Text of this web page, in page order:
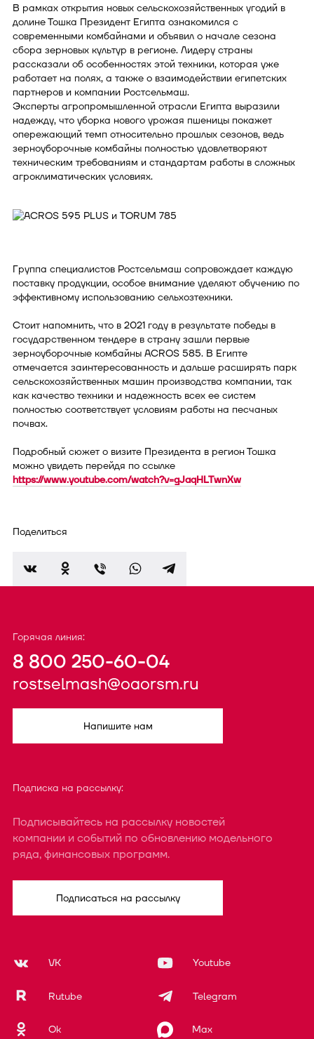
В рамках открытия новых сельскохозяйственных угодий в
долине Тошка Президент Египта ознакомился с
современными комбайнами и объявил о начале сезона
сбора зерновых культур в регионе. Лидеру страны
рассказали об особенностях этой техники, которая уже
работает на полях, а также о взаимодействии египетских
партнеров и компании Ростсельмаш.
Эксперты агропромышленной отрасли Египта выразили
надежду, что уборка нового урожая пшеницы покажет
опережающий темп относительно прошлых сезонов, ведь
зерноуборочные комбайны полностью удовлетворяют
техническим требованиям и стандартам работы в сложных
агроклиматических условиях.
Группа специалистов Ростсельмаш сопровождает каждую
поставку продукции, особое внимание уделяют обучению по
эффективному использованию сельхозтехники.
Стоит напомнить, что в 2021 году в результате победы в
государственном тендере в страну зашли первые
зерноуборочные комбайны ACROS 585. В Египте
отмечается заинтересованность и дальше расширять парк
сельскохозяйственных машин производства компании, так
как качество техники и надежность всех ее систем
полностью соответствует условиям работы на песчаных
почвах.
Подробный сюжет о визите Президента в регион Тошка
можно увидеть перейдя по ссылке
https://www.youtube.com/watch?v=gJaqHLTwnXw
Поделиться
Горячая линия:
8 800 250-60-04
rostselmash@oaorsm.ru
Напишите нам
Подписка на рассылку:
Подписывайтесь на рассылку новостей
компании и событий по обновлению модельного
ряда, финансовых программ.
Подписаться на рассылку
VK Youtube
Rutube Telegram
Ok Max